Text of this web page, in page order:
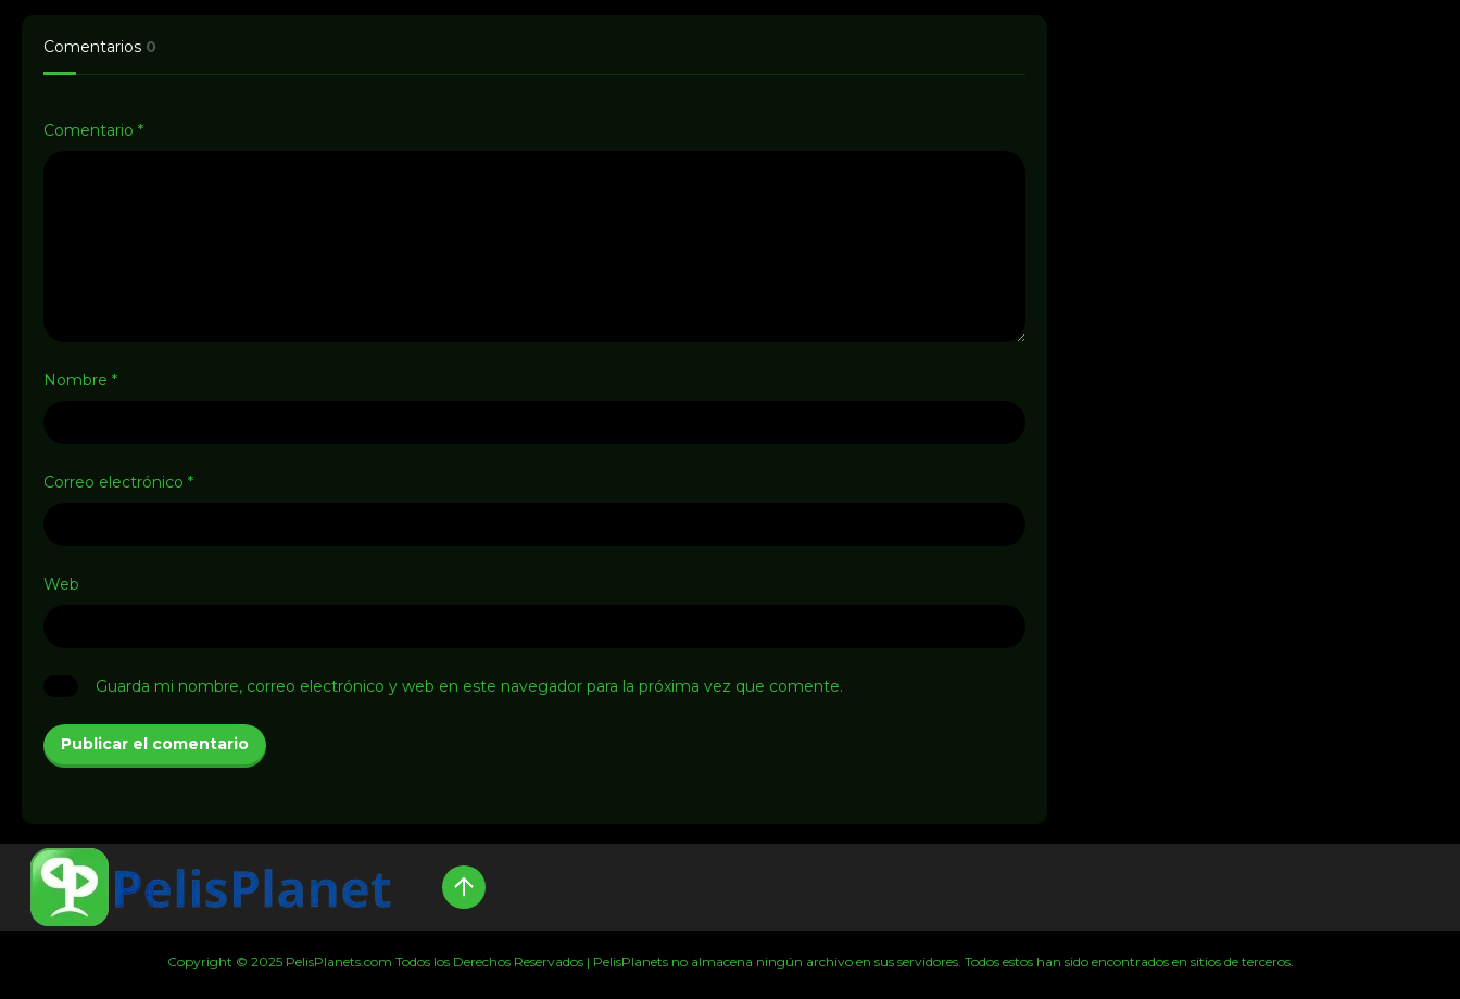
Comentarios 0
Comentario *
Nombre *
Correo electrónico *
Web
Guarda mi nombre, correo electrónico y web en este navegador para la próxima vez que comente.
Copyright © 2025 PelisPlanets.com Todos los Derechos Reservados | PelisPlanets no almacena ningún archivo en sus servidores. Todos estos han sido encontrados en sitios de terceros.